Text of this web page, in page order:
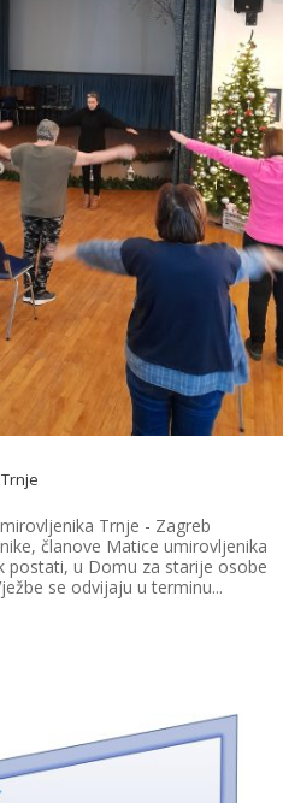
Trnje - Zagreb
članove Matice umirovljenika
postati, u Domu za starije osobe
se odvijaju u terminu...